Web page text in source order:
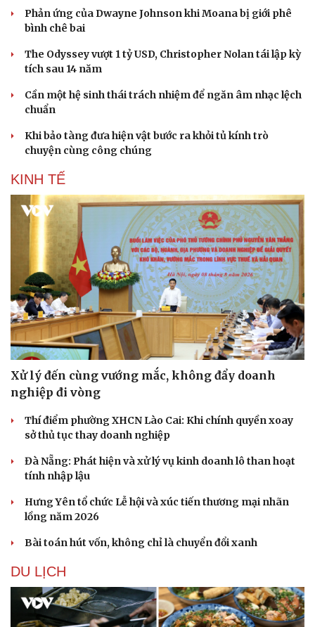
Phản ứng của Dwayne Johnson khi Moana bị giới phê
bình chê bai
The Odyssey vượt 1 tỷ USD, Christopher Nolan tái lập kỳ
tích sau 14 năm
Cần một hệ sinh thái trách nhiệm để ngăn âm nhạc lệch
chuẩn
Khi bảo tàng đưa hiện vật bước ra khỏi tủ kính trò
chuyện cùng công chúng
KINH TẾ
Xử lý đến cùng vướng mắc, không đẩy doanh
nghiệp đi vòng
Thí điểm phường XHCN Lào Cai: Khi chính quyền xoay
sở thủ tục thay doanh nghiệp
Đà Nẵng: Phát hiện và xử lý vụ kinh doanh lô than hoạt
tính nhập lậu
Hưng Yên tổ chức Lễ hội và xúc tiến thương mại nhãn
lồng năm 2026
Bài toán hút vốn, không chỉ là chuyển đổi xanh
DU LỊCH